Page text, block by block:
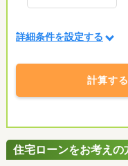
詳細条件を設定する
計算する
住宅ローンをお考えの